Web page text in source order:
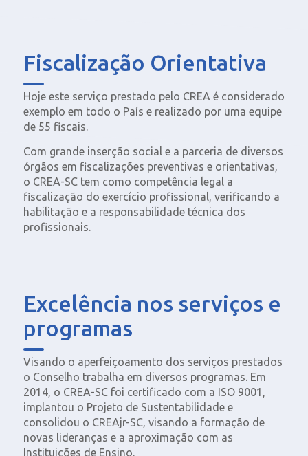
Fiscalização Orientativa
Hoje este serviço prestado pelo CREA é considerado
exemplo em todo o País e realizado por uma equipe
de 55 fiscais.
Com grande inserção social e a parceria de diversos
órgãos em fiscalizações preventivas e orientativas,
o CREA-SC tem como competência legal a
fiscalização do exercício profissional, verificando a
habilitação e a responsabilidade técnica dos
profissionais.
Excelência nos serviços e
programas
Visando o aperfeiçoamento dos serviços prestados
o Conselho trabalha em diversos programas. Em
2014, o CREA-SC foi certificado com a ISO 9001,
implantou o Projeto de Sustentabilidade e
consolidou o CREAjr-SC, visando a formação de
novas lideranças e a aproximação com as
Instituições de Ensino.